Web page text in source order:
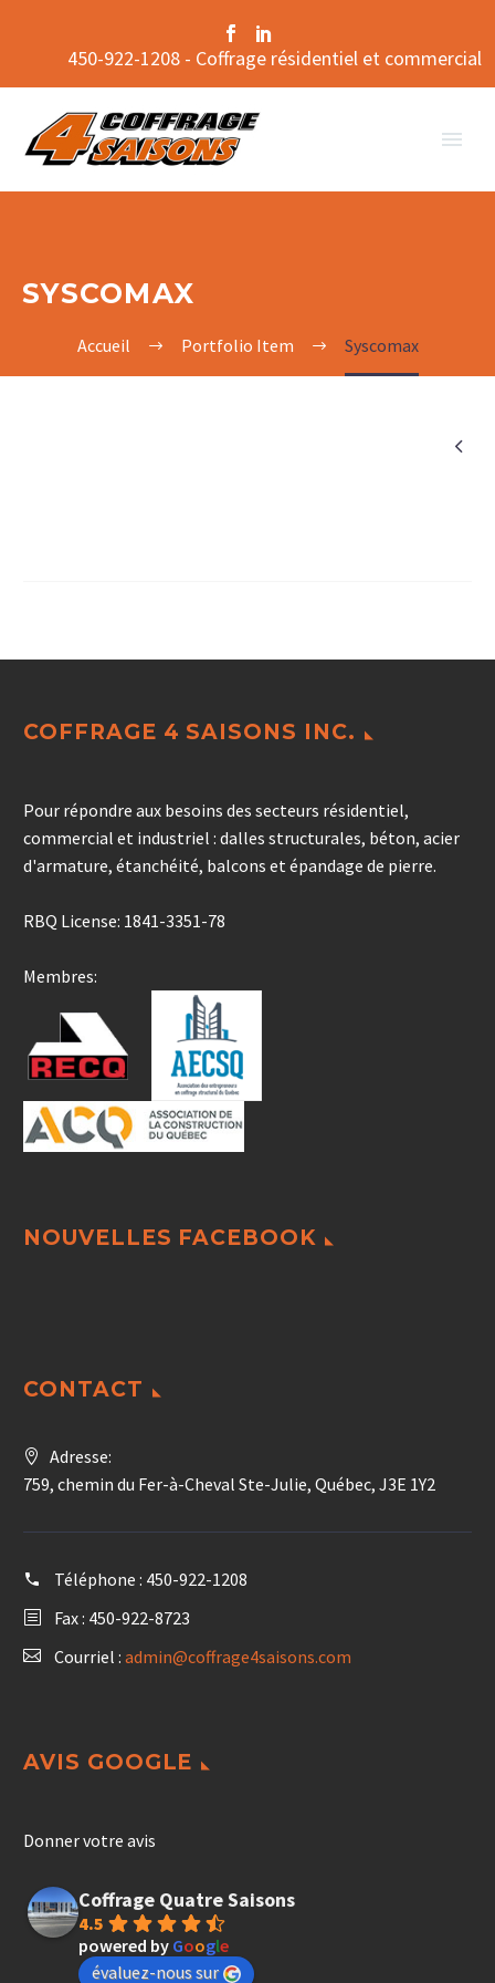
450-922-1208 - Coffrage résidentiel et commercial
SYSCOMAX
Accueil Portfolio Item Syscomax

COFFRAGE 4 SAISONS INC.
Pour répondre aux besoins des secteurs résidentiel,
commercial et industriel : dalles structurales, béton, acier
d'armature, étanchéité, balcons et épandage de pierre.
RBQ License: 1841-3351-78
Membres:
NOUVELLES FACEBOOK
CONTACT
Adresse:
759, chemin du Fer-à-Cheval Ste-Julie, Québec, J3E 1Y2
Téléphone : 450-922-1208
Fax : 450-922-8723
Courriel : admin@coffrage4saisons.com
AVIS GOOGLE
Donner votre avis
Coffrage Quatre Saisons
4.5
powered by Google
évaluez-nous sur